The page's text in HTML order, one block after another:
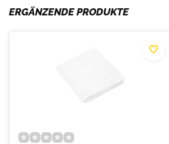
ERGÄNZENDE PRODUKTE